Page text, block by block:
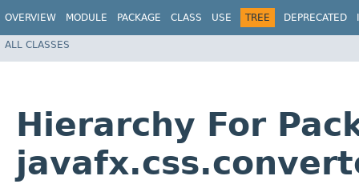
OVERVIEW MODULE PACKAGE CLASS USE TREE DEPRECATED
ALL CLASSES
Hierarchy For